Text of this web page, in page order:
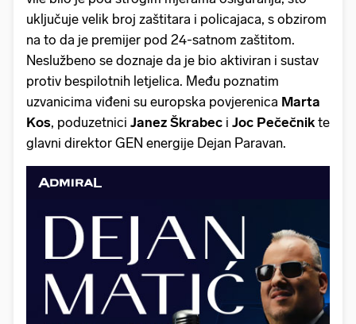
uključuje velik broj zaštitara i policajaca, s obzirom
na to da je premijer pod 24-satnom zaštitom.
Neslužbeno se doznaje da je bio aktiviran i sustav
protiv bespilotnih letjelica. Među poznatim
uzvanicima viđeni su europska povjerenica Marta
Kos, poduzetnici Janez Škrabec i Joc Pečečnik te
glavni direktor GEN energije Dejan Paravan.